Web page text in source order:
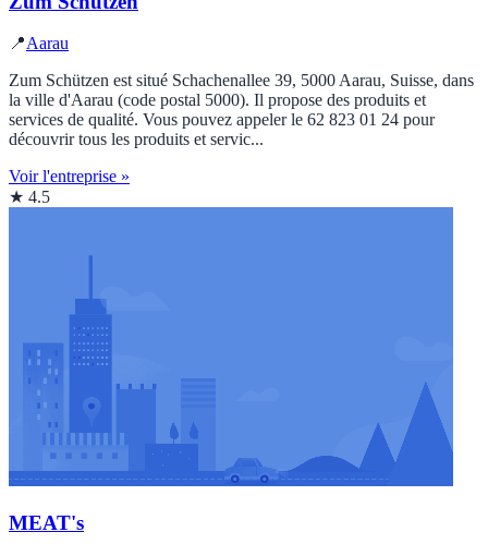
📍Aarau
Zum Schützen est situé Schachenallee 39, 5000 Aarau, Suisse, dans
la ville d'Aarau (code postal 5000). Il propose des produits et
services de qualité. Vous pouvez appeler le 62 823 01 24 pour
découvrir tous les produits et servic...
Voir l'entreprise »
★ 4.5
MEAT's